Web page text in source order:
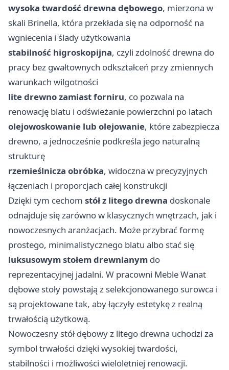
wysoka twardość drewna dębowego, mierzona w
skali Brinella, która przekłada się na odporność na
wgniecenia i ślady użytkowania
stabilność higroskopijna, czyli zdolność drewna do
pracy bez gwałtownych odkształceń przy zmiennych
warunkach wilgotności
lite drewno zamiast forniru, co pozwala na
renowację blatu i odświeżanie powierzchni po latach
olejowoskowanie lub olejowanie, które zabezpiecza
drewno, a jednocześnie podkreśla jego naturalną
strukturę
rzemieślnicza obróbka, widoczna w precyzyjnych
łączeniach i proporcjach całej konstrukcji
Dzięki tym cechom stół z litego drewna doskonale
odnajduje się zarówno w klasycznych wnętrzach, jak i
nowoczesnych aranżacjach. Może przybrać formę
prostego, minimalistycznego blatu albo stać się
luksusowym stołem drewnianym do
reprezentacyjnej jadalni. W pracowni Meble Wanat
dębowe stoły powstają z selekcjonowanego surowca i
są projektowane tak, aby łączyły estetykę z realną
trwałością użytkową.
Nowoczesny stół dębowy z litego drewna uchodzi za
symbol trwałości dzięki wysokiej twardości,
stabilności i możliwości wieloletniej renowacji.